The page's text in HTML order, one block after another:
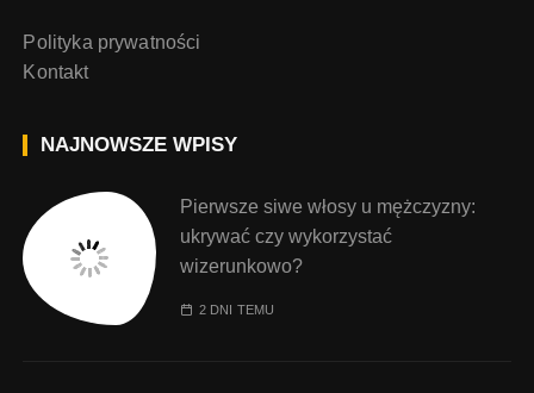
Polityka prywatności
Kontakt
NAJNOWSZE WPISY
Pierwsze siwe włosy u mężczyzny:
ukrywać czy wykorzystać
wizerunkowo?
2 DNI TEMU